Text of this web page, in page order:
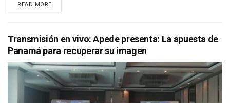
READ MOREDETAILS
Transmisión en vivo: Apede presenta: La apuesta de
Panamá para recuperar su imagen